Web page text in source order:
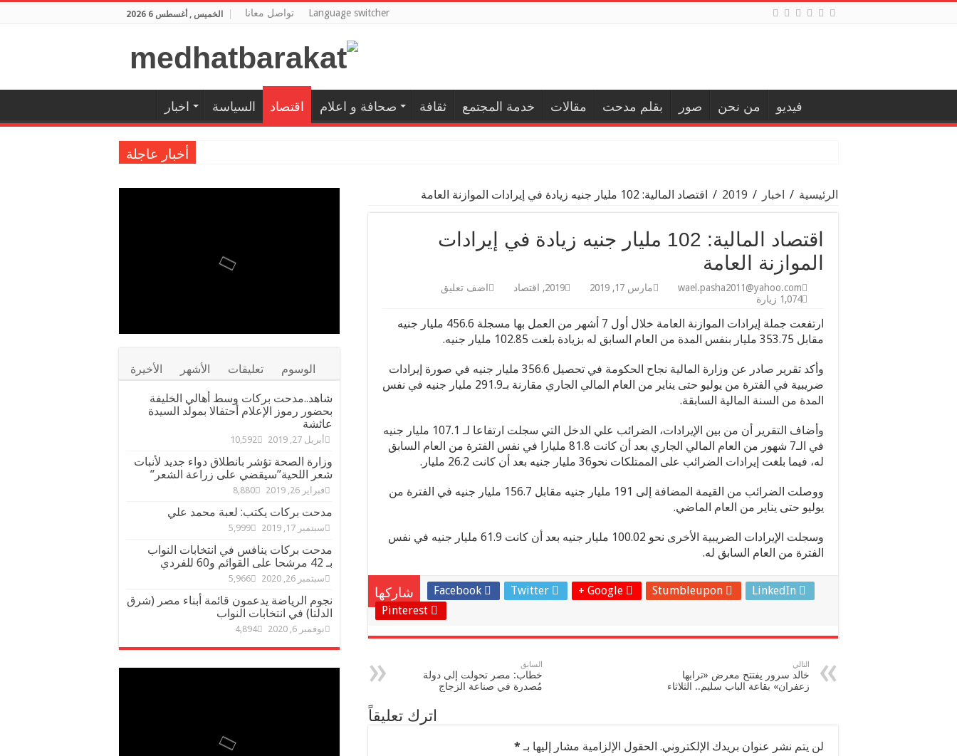
الخميس , أغسطس 6 2026 تواصل معانا Language switcher
اخبار السياسة اقتصاد صحافة و اعلام ثقافة خدمة المجتمع مقالات بقلم مدحت صور من نحن فيديو
أخبار عاجلة
الرئيسية / اخبار /
2019
/ اقتصاد المالية: 102 مليار جنيه زيادة في إيرادات الموازنة العامة
اقتصاد المالية: 102 مليار جنيه زيادة في إيرادات
الموازنة العامة
wael.pasha2011@yahoo.com مارس 17, 2019 2019
, اقتصاد
اضف تعليق
1,074 زيارة
ارتفعت جملة إيرادات الموازنة العامة خلال أول 7 أشهر من العمل بها مسجلة 456.6 مليار جنيه
مقابل 353.75 مليار بنفس المدة من العام السابق له بزيادة بلغت 102.85 مليار جنيه.
وأكد تقرير صادر عن وزارة المالية نجاح الحكومة في تحصيل 356.6 مليار جنيه في صورة إيرادات
ضريبية في الفترة من يوليو حتى يناير من العام المالي الجاري مقارنة بـ291.9 مليار جنيه في نفس
المدة من السنة المالية السابقة.
وأضاف التقرير أن من بين الإيرادات، الضرائب علي الدخل التي سجلت ارتفاعا لـ 107.1 مليار جنيه
في الـ7 شهور من العام المالي الجاري بعد أن كانت 81.8 مليارا في نفس الفترة من العام السابق
له، فيما بلغت إيرادات الضرائب على الممتلكات نحو36 مليار جنيه بعد أن كانت 26.2 مليار.
ووصلت الضرائب من القيمة المضافة إلى 191 مليار جنيه مقابل 156.7 مليار جنيه في الفترة من
يوليو حتى يناير من العام الماضي.
وسجلت الإيرادات الضريبية الأخرى نحو 100.02 مليار جنيه بعد أن كانت 61.9 مليار جنيه في نفس
الفترة من العام السابق له.
شاركها Facebook Twitter Google + Stumbleupon
LinkedIn
Pinterest
السابق
خطاب: مصر تحولت إلى دولة
مُصدرة في صناعة الزجاج
التالي
خالد سرور يفتتح معرض «ترابها
زعفران» بقاعة الباب سليم.. الثلاثاء
اترك تعليقاً
لن يتم نشر عنوان بريدك الإلكتروني. الحقول الإلزامية مشار إليها بـ*
الأخيرة الأشهر تعليقات الوسوم
شاهد..مدحت بركات وسط أهالي الخليفة
بحضور رموز الإعلام أحتفالا بمولد السيدة
عائشة
أبريل 27, 2019 10,592
وزارة الصحة تؤشر بانطلاق دواء جديد لأنبات
شعر اللحية”سيقضي على زراعة الشعر”
فبراير 26, 2019 8,880
مدحت بركات يكتب: لعبة محمد علي
سبتمبر 17, 2019 5,999
مدحت بركات ينافس في انتخابات النواب
بـ 42 مرشحا على القوائم و60 للفردي
سبتمبر 26, 2020 5,966
نجوم الرياضة يدعمون قائمة أبناء مصر (شرق
الدلتا) في انتخابات النواب
نوفمبر 6, 2020 4,894